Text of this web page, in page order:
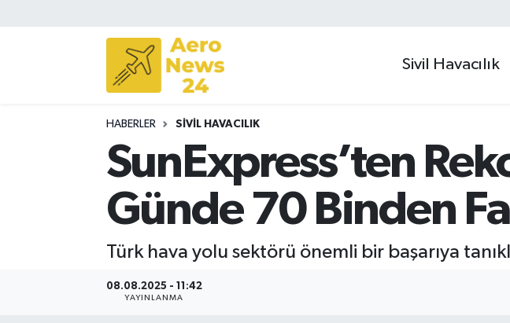
Sivil Havacılık
HABERLER SIVIL HAVACILIK
SunExpress’ten
Günde 70 Binden
Türk hava yolu sektörü önemli bir başarıya
08.08.2025 - 11:42
YAYINLANMA
Sivil Havacılık